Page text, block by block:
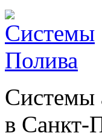
Системы
в Санкт-